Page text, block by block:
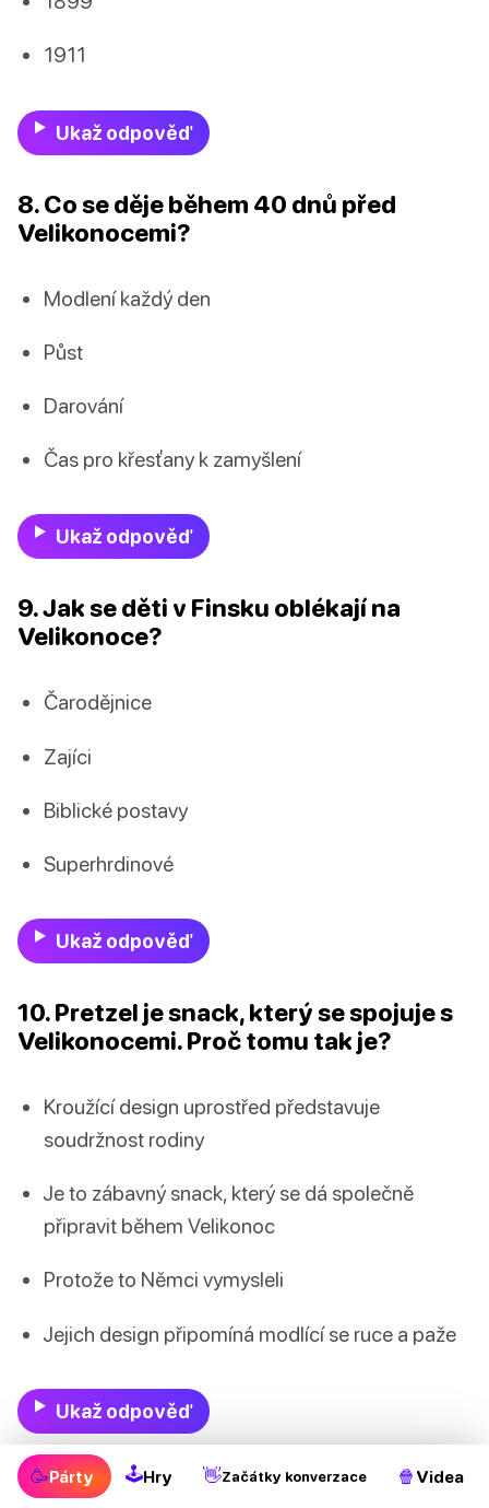
1911
Ukaž odpověď
8. Co se děje během 40 dnů před
Velikonocemi?
Modlení každý den
Půst
Darování
Čas pro křesťany k zamyšlení
Ukaž odpověď
9. Jak se děti v Finsku oblékají na
Velikonoce?
Čarodějnice
Zajíci
Biblické postavy
Superhrdinové
Ukaž odpověď
10. Pretzel je snack, který se spojuje s
Velikonocemi. Proč tomu tak je?
Kroužící design uprostřed představuje
soudržnost rodiny
Je to zábavný snack, který se dá společně
připravit během Velikonoc
Protože to Němci vymysleli
Jejich design připomíná modlící se ruce a paže
Ukaž odpověď
11. Kolik čokoládových velikonočních
🥳Párty 🕹Hry 👋Začátky konverzace 🍿 Videa